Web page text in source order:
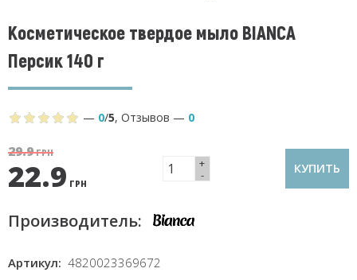
Косметическое твердое мыло BIANCA
Персик 140 г
— 0/5, Отзывов — 0
29.9ГРН
22.9 ГРН
+
-
КУПИТЬ
Производитель:
Артикул: 4820023369672